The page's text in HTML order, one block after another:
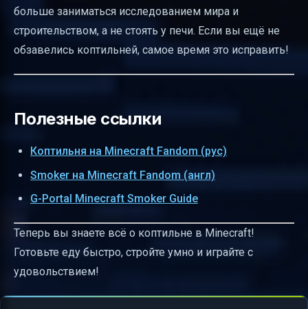
больше заниматься исследованием мира и
строительством, а не стоять у печи. Если вы ещё не
обзавелись коптильней, самое время это исправить!
Полезные ссылки
Коптильня на Minecraft Fandom (рус)
Smoker на Minecraft Fandom (англ)
G-Portal Minecraft Smoker Guide
Теперь вы знаете всё о коптильне в Minecraft!
Готовьте еду быстро, стройте умно и играйте с
удовольствием!